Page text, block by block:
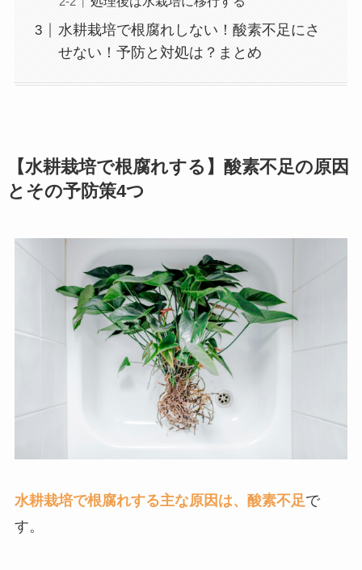
水耕栽培で根腐れしない！酸素不足にさ
せない！予防と対処は？まとめ
【水耕栽培で根腐れする】酸素不足の原因
とその予防策4つ
水耕栽培で根腐れする主な原因は、酸素不足で
す。